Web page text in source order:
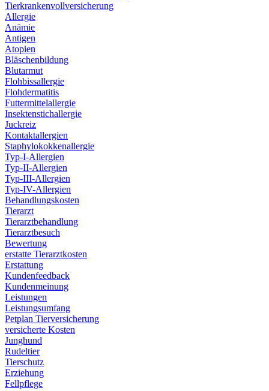
Tierkrankenvollversicherung
Allergie
Anämie
Antigen
Atopien
Bläschenbildung
Blutarmut
Flohbissallergie
Flohdermatitis
Futtermittelallergie
Insektenstichallergie
Juckreiz
Kontaktallergien
Staphylokokkenallergie
Typ-I-Allergien
Typ-II-Allergien
Typ-III-Allergien
Typ-IV-Allergien
Behandlungskosten
Tierarzt
Tierarztbehandlung
Tierarztbesuch
Bewertung
erstatte Tierarztkosten
Erstattung
Kundenfeedback
Kundenmeinung
Leistungen
Leistungsumfang
Petplan Tierversicherung
versicherte Kosten
Junghund
Rudeltier
Tierschutz
Erziehung
Fellpflege